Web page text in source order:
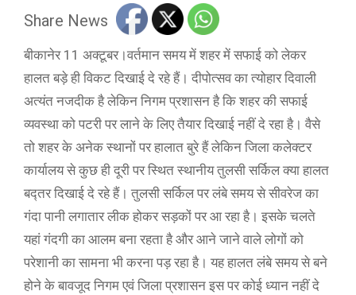
Share News
बीकानेर 11 अक्टूबर।वर्तमान समय में शहर में सफाई को लेकर
हालत बड़े ही विकट दिखाई दे रहे हैं। दीपोत्सव का त्योहार दिवाली
अत्यंत नजदीक है लेकिन निगम प्रशासन है कि शहर की सफाई
व्यवस्था को पटरी पर लाने के लिए तैयार दिखाई नहीं दे रहा है। वैसे
तो शहर के अनेक स्थानों पर हालात बुरे हैं लेकिन जिला कलेक्टर
कार्यालय से कुछ ही दूरी पर स्थित स्थानीय तुलसी सर्किल क्या हालत
बद्तर दिखाई दे रहे हैं। तुलसी सर्किल पर लंबे समय से सीवरेज का
गंदा पानी लगातार लीक होकर सड़कों पर आ रहा है। इसके चलते
यहां गंदगी का आलम बना रहता है और आने जाने वाले लोगों को
परेशानी का सामना भी करना पड़ रहा है। यह हालत लंबे समय से बने
होने के बावजूद निगम एवं जिला प्रशासन इस पर कोई ध्यान नहीं दे